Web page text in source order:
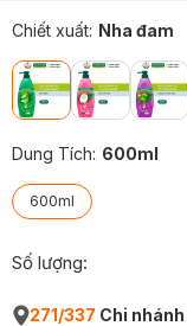
Chiết xuất: Nha đam
Dung Tích: 600ml
600ml
Số lượng:
271/337 Chi nhánh